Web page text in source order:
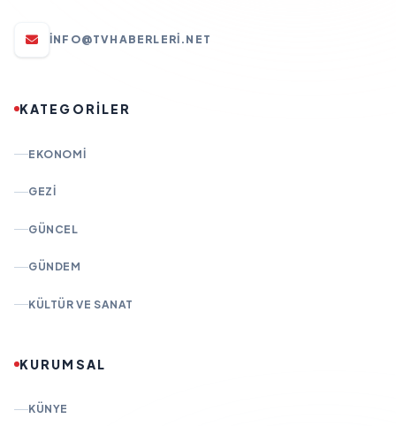
INFO@TVHABERLERI.NET
KATEGORİLER
EKONOMI
GEZI
GÜNCEL
GÜNDEM
KÜLTÜR VE SANAT
KURUMSAL
KÜNYE